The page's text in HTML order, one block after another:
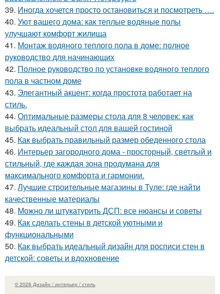
39. Иногда хочется просто остановиться и посмотреть ….
40. Уют вашего дома: как теплые водяные полы
улучшают комфорт жилища
41. Монтаж водяного теплого пола в доме: полное
руководство для начинающих
42. Полное руководство по установке водяного теплого
пола в частном доме
43. Элегантный акцент: когда простота работает на
стиль.
44. Оптимальные размеры стола для 8 человек: как
выбрать идеальный стол для вашей гостиной
45. Как выбрать правильный размер обеденного стола
46. Интерьер загородного дома - просторный, светлый и
стильный, где каждая зона продумана для
максимального комфорта и гармонии.
47. Лучшие строительные магазины в Туле: где найти
качественные материалы
48. Можно ли штукатурить ДСП: все нюансы и советы
49. Как сделать стены в детской уютными и
функциональными
50. Как выбрать идеальный дизайн для росписи стен в
детской: советы и вдохновение
© 2026 Дизайн / интерьер / стиль